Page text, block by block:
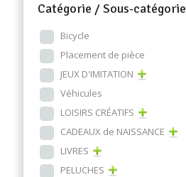
Catégorie / Sous-catégorie
Bicycle
Placement de pièce
JEUX D'IMITATION
Véhicules
LOISIRS CRÉATIFS
CADEAUX de NAISSANCE
LIVRES
PELUCHES